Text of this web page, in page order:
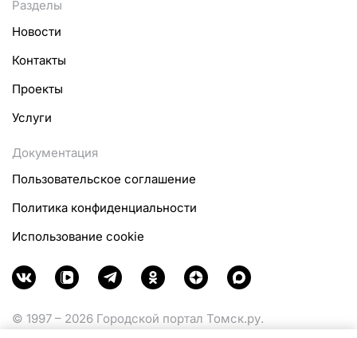
Разделы
Новости
Контакты
Проекты
Услуги
Документация
Пользовательское соглашение
Политика конфиденциальности
Использование cookie
© 1997 – 2026 Городской портал Томск.ру.